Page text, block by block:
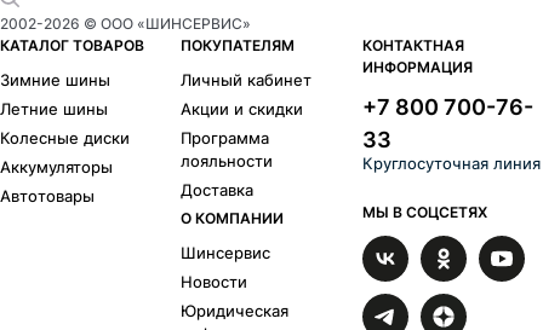
Bridgestone
Triangle
2002-2026 © ООО «ШИНСЕРВИС»
КАТАЛОГ ТОВАРОВ
Зимние шины
Летние шины
Колесные диски
Аккумуляторы
Автотовары
ПОКУПАТЕЛЯМ
Личный кабинет
Акции и скидки
Программа
лояльности
Доставка
О КОМПАНИИ
Шинсервис
Новости
Юридическая
КОНТАКТНАЯ
ИНФОРМАЦИЯ
+7 800 700-76-
33
Круглосуточная линия
МЫ В СОЦСЕТЯХ